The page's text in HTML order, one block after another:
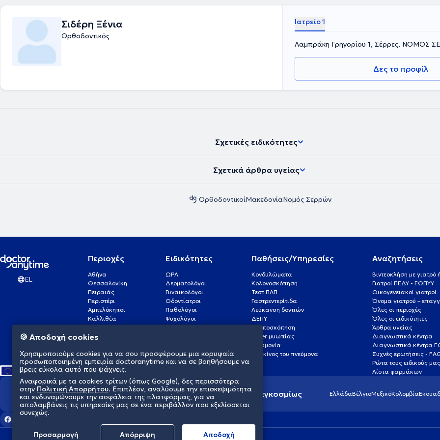
Σιδέρη Ξένια
Ορθοδοντικός
Ιατρείο 1
Λαμπράκη Γρηγορίου 1, Σέρρες, ΝΟΜΟΣ
Δες το προφίλ
Σχετικές ειδικότητες
Σχετικά άρθρα υγείας
ΟρθοδοντικοίΜακεδονίαΝομός Σερρών
EL
Περιοχές
Αθήνα
Θεσσαλονίκη
Πειραιάς
Περιστέρι
Αμπελόκηποι
Καλλιθέα
Πάτρα
Γλυφάδα
Νέα Σμύρνη
Ειδικότητες
ΩΡΛ
Δερματολόγοι
Γυναικολόγοι
Οδοντίατροι
Παθολόγοι
Ψυχολόγοι
Οφθαλμίατροι
Καρδιολόγοι
Παθήσεις/Υπηρεσίες
Κονδυλώματα
Κολονοσκόπηση
Τεστ ΠΑΠ
Γαστρεντερίτιδα
Λεύκανση δοντιών
ΔΕΠΥ
Κολποσκόπηση
Laser μυωπίας
Πνευμονία
Καρκίνος του πνεύμονα
Αναζητήσεις
Βιντεοκλήση με
Γιατροί ΠΕΔΥ - ΕΟΠΥΥ
Οικογενειακοί γιατροί
Όνομα γιατρού –
Όλες οι περιοχές
Όλες οι ειδικότητες
Άρθρα υγείας
Διαγνωστικά κέντρα
Διαγνωστικά κέντρα
Συχνές ερωτήσεις -
Ρώτα τους ειδικούς
Λίστα φαρμάκων
Διαμορφώνουμε το μέλλον της υγείας παγκοσμίως ΕλλάδαΒέλγιοΜεξικόΚολομβία
🍪 Αποδοχή cookies
Χρησιμοποιούμε cookies για να σου προσφέρουμε μια κορυφαία
προσωποποιημένη εμπειρία doctoranytime και να σε βοηθήσουμε να
βρεις εύκολα αυτό που ψάχνεις.
Αναφορικά με τα cookies τρίτων (όπως Google), δες περισσότερα
στην Πολιτική Απορρήτου. Επιπλέον, αναλύουμε την επισκεψιμότητα
και ενδυναμώνουμε την ασφάλεια της πλατφόρμας, για να
απολαμβάνεις τις υπηρεσίες μας σε ένα περιβάλλον που εξελίσσεται
συνεχώς.
Προσαρμογή Απόρριψη Aποδοχή